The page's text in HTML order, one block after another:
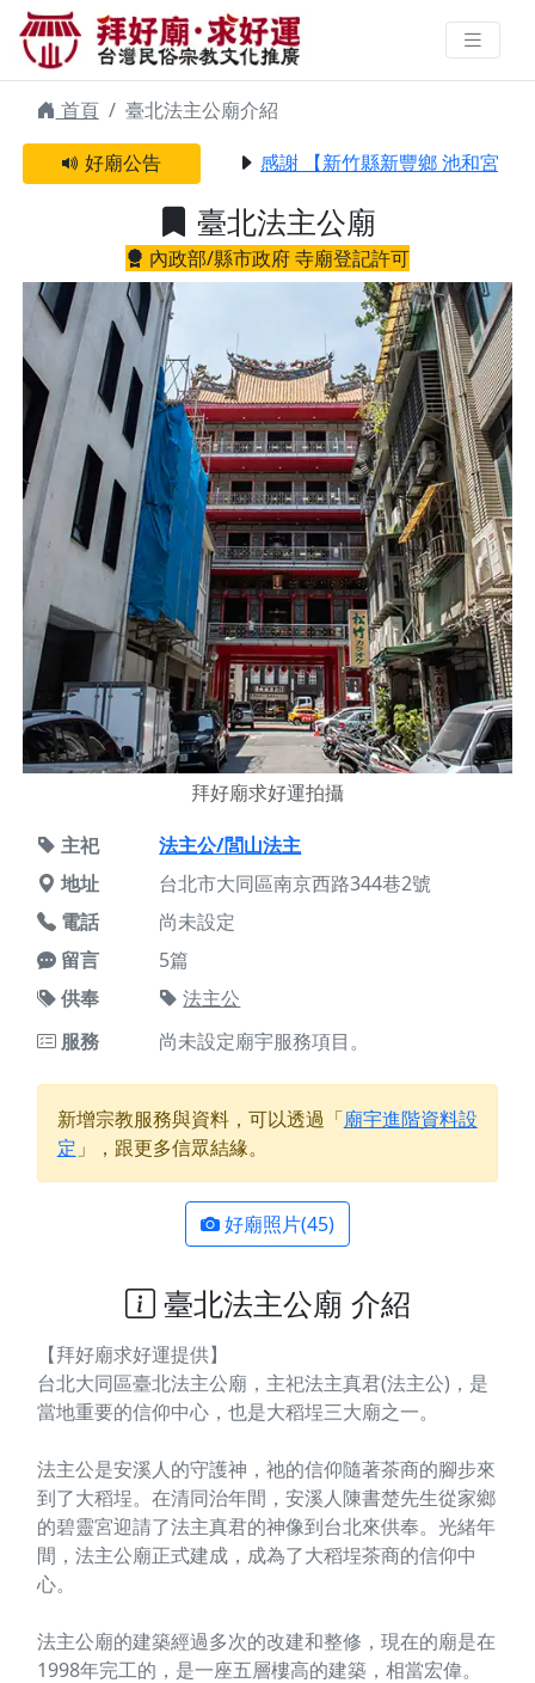
臺北法主公廟 | 拜好廟求好運 找到
與您有緣的信仰
首頁
臺北法主公廟介紹
好廟公告
感謝 【新竹縣新豐鄉 池和宮】 贊
臺北法主公廟
內政部/縣市政府 寺廟登記許可
拜好廟求好運拍攝
主祀
法主公/閭山法主
地址
台北市大同區南京西路344巷2號
電話
尚未設定
留言
5篇
供奉
法主公
服務
尚未設定廟宇服務項目。
新增宗教服務與資料，可以透過「廟宇進階資料設
定 」，跟更多信眾結緣。
好廟照片(45)
臺北法主公廟 介紹
【拜好廟求好運提供】
台北大同區臺北法主公廟，主祀法主真君(法主公)，是
當地重要的信仰中心，也是大稻埕三大廟之一。
法主公是安溪人的守護神，祂的信仰隨著茶商的腳步來
到了大稻埕。在清同治年間，安溪人陳書楚先生從家鄉
的碧靈宮迎請了法主真君的神像到台北來供奉。光緒年
間，法主公廟正式建成，成為了大稻埕茶商的信仰中
心。
法主公廟的建築經過多次的改建和整修，現在的廟是在
1998年完工的，是一座五層樓高的建築，相當宏偉。